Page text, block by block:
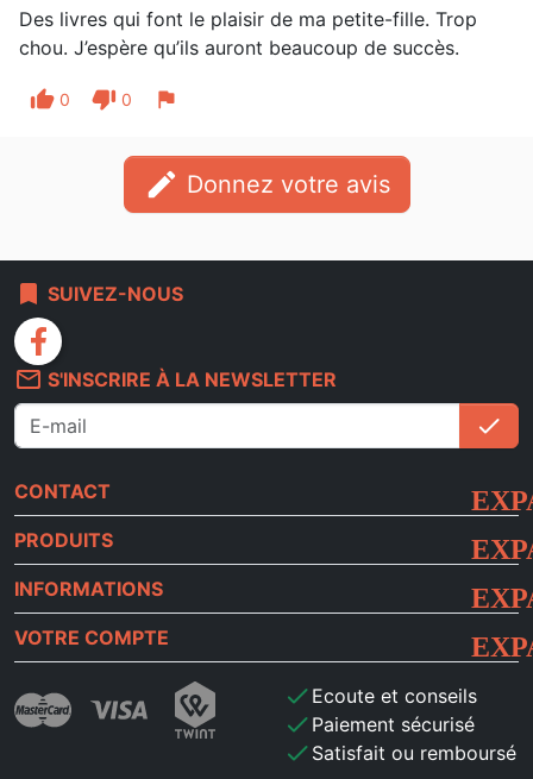
Des livres qui font le plaisir de ma petite-fille. Trop
chou. J’espère qu’ils auront beaucoup de succès.
thumb_up 0 thumb_down 0 flag
edit Donnez votre avis
bookmark SUIVEZ-NOUS
facebook
mail_outline S'INSCRIRE À LA NEWSLETTER
check
CONTACT
PRODUITS
INFORMATIONS
VOTRE COMPTE
check Ecoute et conseils
check Paiement sécurisé
check Satisfait ou remboursé